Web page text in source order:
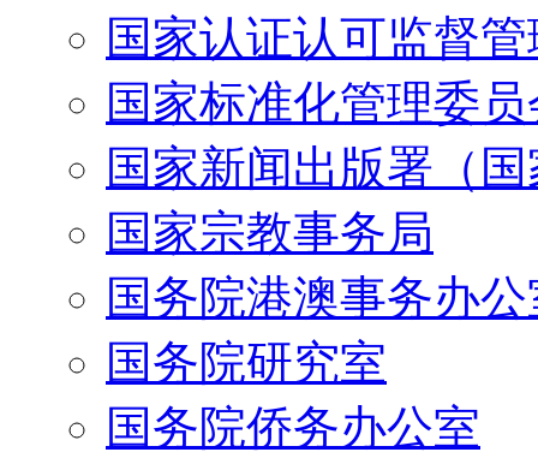
国家认证认可监督
国家标准化管理委
国家新闻出版署（
国家宗教事务局
国务院港澳事务办
国务院研究室
国务院侨务办公室